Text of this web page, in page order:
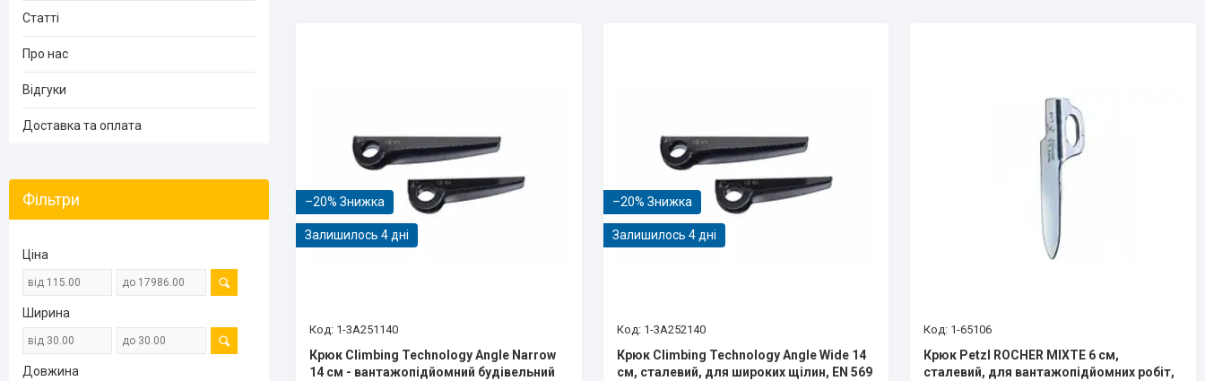
–20%
Залишилось 4 дні
1-3A251140
Крюк Climbing Technology Angle Narrow
14 см - вантажопідйомний будівельний
–20%
Залишилось 4 дні
1-3A252140
Крюк Climbing Technology Angle Wide 14
см, сталевий, для широких щілин, EN 569
1-65106
Крюк Petzl ROCHER MIXTE 6 см,
сталевий, для вантажопідйомних робіт,
Статті
Про нас
Відгуки
Доставка та оплата
Фільтри
Ціна
Ширина
Довжина